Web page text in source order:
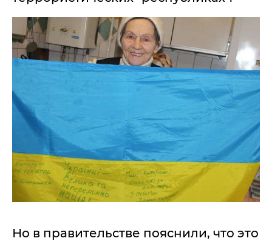
Но в правительстве пояснили, что это